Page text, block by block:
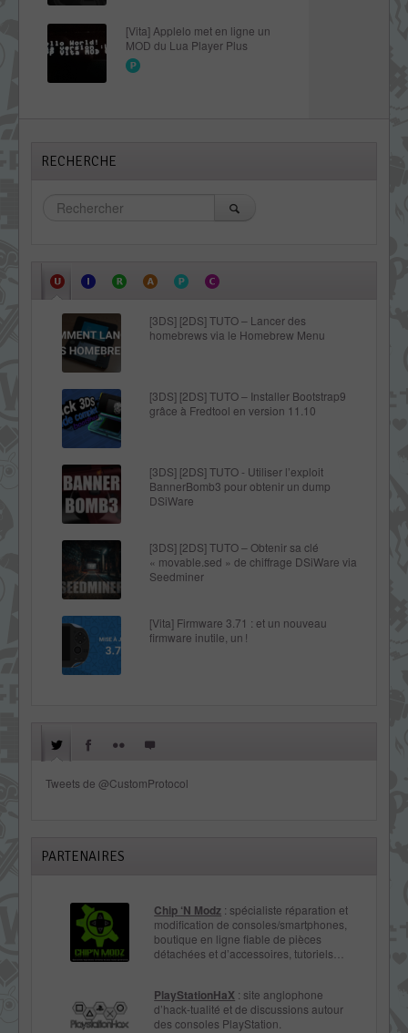
[Vita] Applelo met en ligne un
MOD du Lua Player Plus
RECHERCHE
[3DS] [2DS] TUTO – Lancer des
homebrews via le Homebrew Menu
[3DS] [2DS] TUTO – Installer Bootstrap9
grâce à Fredtool en version 11.10
[3DS] [2DS] TUTO - Utiliser l’exploit
BannerBomb3 pour obtenir un dump
DSiWare
[3DS] [2DS] TUTO – Obtenir sa clé
« movable.sed » de chiffrage DSiWare via
Seedminer
[Vita] Firmware 3.71 : et un nouveau
firmware inutile, un !
Tweets de @CustomProtocol
PARTENAIRES
Chip ‘N Modz : spécialiste réparation et
modification de consoles/smartphones,
boutique en ligne fiable de pièces
détachées et d’accessoires, tutoriels…
PlayStationHaX : site anglophone
d’hack-tualité et de discussions autour
des consoles PlayStation.